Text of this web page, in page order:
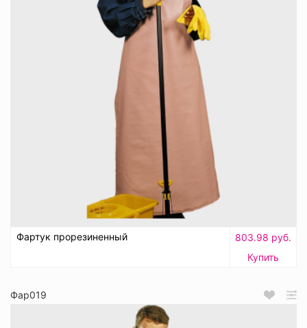
Фартук прорезиненный
803.98 руб.
Купить
Фар019